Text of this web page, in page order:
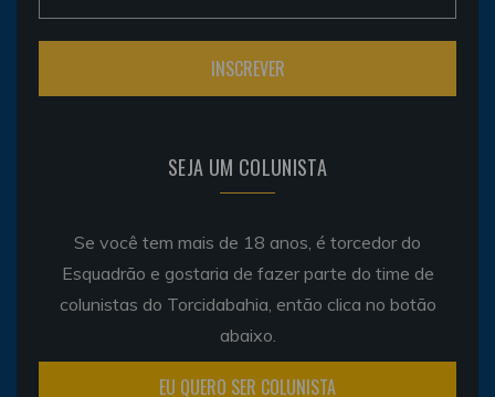
SEJA UM COLUNISTA
Se você tem mais de 18 anos, é torcedor do
Esquadrão e gostaria de fazer parte do time de
colunistas do Torcidabahia, então clica no botão
abaixo.
EU QUERO SER COLUNISTA